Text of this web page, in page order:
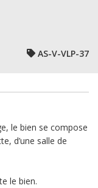
AS-V-VLP-37
le bien se compose
d’une salle de
le bien.